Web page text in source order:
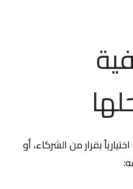
بقرار من الشركاء، أو